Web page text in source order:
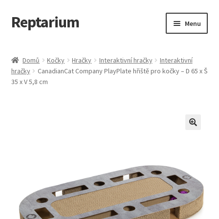
Přeskočit
na
Přejít
k
webu
Reptarium Menu
Košík
Vše pro kočky
Domů Kočky Hračky Interaktivní hračky
Interaktivní
hračky
CanadianCat Company PlayPlate hřiště pro kočky – D 65 x Š
35 x V 5,8 cm